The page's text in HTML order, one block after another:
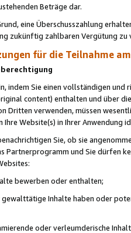
Beträge dar.
eine Überschusszahlung
zukünftig zahlbaren Vergütung zu
für die Teilnahme
indem Sie einen vollständigen
content) enthalten und über
Dritten verwenden, müssen
Ihre Website(s) in Ihrer Anwendung
Sie, ob sie
Partnerprogramm und Sie dürfen
bewerben oder enthalten;
Inhalte haben oder
oder verleumderische